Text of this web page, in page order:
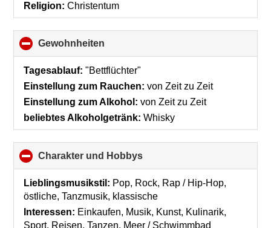
Religion: Christentum
Gewohnheiten
to
collapse
Tagesablauf: "Bettflüchter"
Einstellung zum Rauchen: von Zeit zu Zeit
Einstellung zum Alkohol: von Zeit zu Zeit
beliebtes Alkoholgetränk: Whisky
Charakter und Hobbys
to
collapse
contents
Lieblingsmusikstil: Pop, Rock, Rap / Hip-Hop,
östliche, Tanzmusik, klassische
Interessen: Einkaufen, Musik, Kunst, Kulinarik,
Sport, Reisen, Tanzen, Meer / Schwimmbad